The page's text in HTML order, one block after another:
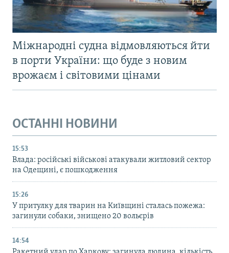
Міжнародні судна відмовляються йти
в порти України: що буде з новим
врожаєм і світовими цінами
ОСТАННІ НОВИНИ
15:53
Влада: російські військові атакували житловий сектор
на Одещині, є пошкодження
15:26
У притулку для тварин на Київщині сталась пожежа:
загинули собаки, знищено 20 вольєрів
14:54